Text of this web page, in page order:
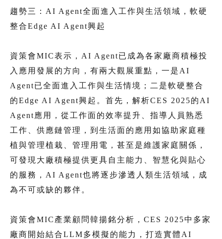
趨勢三：AI Agent全面進入工作與生活領域，軟硬
整合Edge AI Agent興起
資策會MIC表示，AI Agent已成為各家廠商積極投
入應用發展的方向，有兩大觀展重點，一是AI
Agent已全面進入工作與生活情境；二是軟硬整合
的Edge AI Agent興起。首先，解析CES 2025的AI
Agent應用，從工作面的效率提升、指導人員熟悉
工作、供應鏈管理，到生活面的應用如協助家庭種
植與管理植栽、管理用電，甚至是維護家庭關係，
可發現大廠積極提供更具自主能力、智慧化與貼心
的服務，AI Agent也將逐步滲透人類生活領域，成
為不可或缺的夥伴。
資策會MIC產業顧問韓揚銘分析，CES 2025中多家
廠商開始結合LLM多模擬的能力，打造實體AI